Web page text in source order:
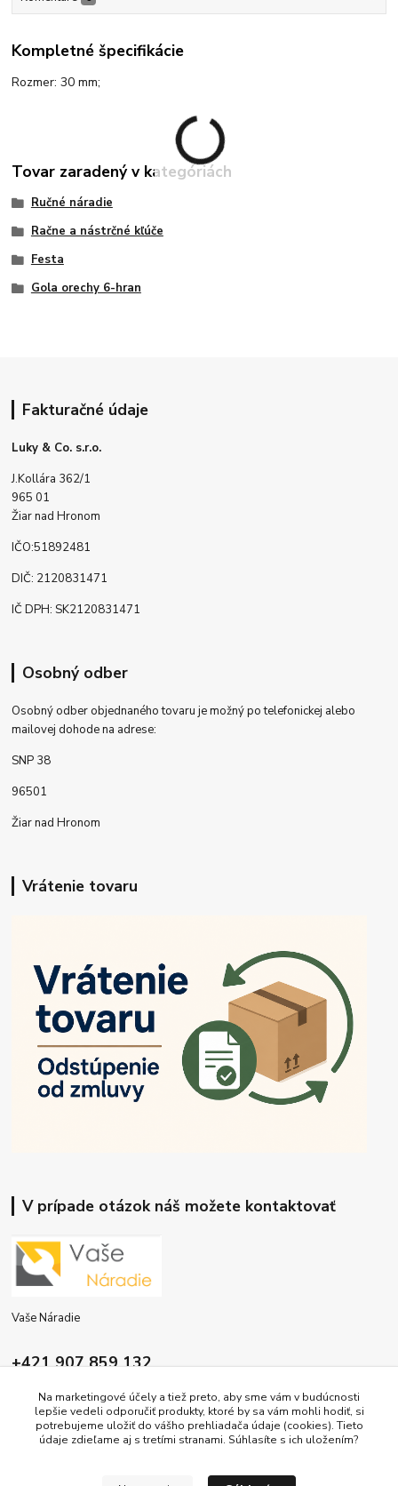
Kompletné špecifikácie
Rozmer: 30 mm;
Tovar zaradený v kategóriách
Ručné náradie
Račne a nástrčné kľúče
Festa
Gola orechy 6-hran
Fakturačné údaje
Luky & Co. s.r.o.
J.Kollára 362/1
965 01
Žiar nad Hronom
IČO:51892481
DIČ: 2120831471
IČ DPH: SK2120831471
Osobný odber
Osobný odber objednaného tovaru je možný po telefonickej alebo
mailovej dohode na adrese:
SNP 38
96501
Žiar nad Hronom
Vrátenie tovaru
V prípade otázok náš možete kontaktovať
Vaše Náradie
+421 907 859 132
info@vasenaradie.sk
Na marketingové účely a tiež preto, aby sme vám v budúcnosti
lepšie vedeli odporučiť produkty, ktoré by sa vám mohli hodiť, si
potrebujeme uložiť do vášho prehliadača údaje (cookies). Tieto
údaje zdieľame aj s tretími stranami. Súhlasíte s ich uložením?